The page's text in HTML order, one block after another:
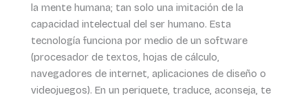
la mente humana; tan solo una imitación de la
capacidad intelectual del ser humano. Esta
tecnología funciona por medio de un software
(procesador de textos, hojas de cálculo,
navegadores de internet, aplicaciones de diseño o
videojuegos). En un periquete, traduce, aconseja, te